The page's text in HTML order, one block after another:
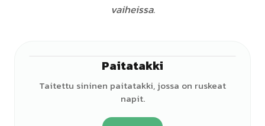
vaiheissa.
Paitatakki
Taitettu sininen paitatakki, jossa on ruskeat
napit.